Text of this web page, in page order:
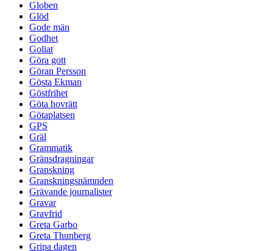
Globen
Glöd
Gode män
Godhet
Goliat
Göra gott
Göran Persson
Gösta Ekman
Göstfrihet
Göta hovrätt
Götaplatsen
GPS
Gräl
Grammatik
Gränsdragningar
Granskning
Granskningsnämnden
Grävande journalister
Gravar
Gravfrid
Greta Garbo
Greta Thunberg
Gripa dagen